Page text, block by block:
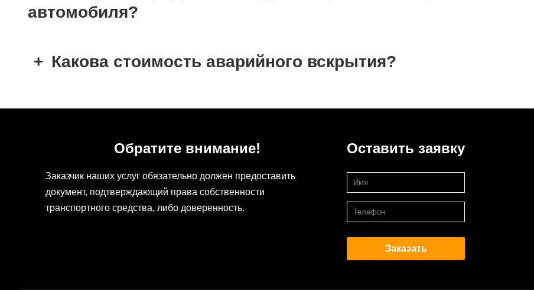
автомобиля?
Какова стоимость аварийного вскрытия?
Обратите внимание!
Заказчик наших услуг обязательно должен предоставить
документ, подтверждающий права собственности
транспортного средства, либо доверенность.
Оставить заявку
Заказать